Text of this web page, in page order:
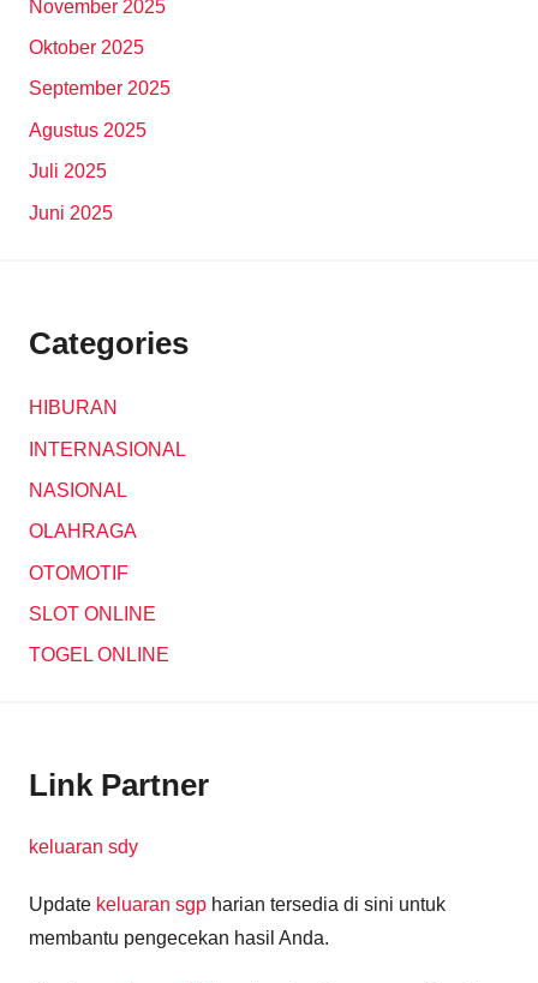
November 2025
Oktober 2025
September 2025
Agustus 2025
Juli 2025
Juni 2025
Categories
HIBURAN
INTERNASIONAL
NASIONAL
OLAHRAGA
OTOMOTIF
SLOT ONLINE
TOGEL ONLINE
Link Partner
keluaran sdy
Update keluaran sgp harian tersedia di sini untuk
membantu pengecekan hasil Anda.